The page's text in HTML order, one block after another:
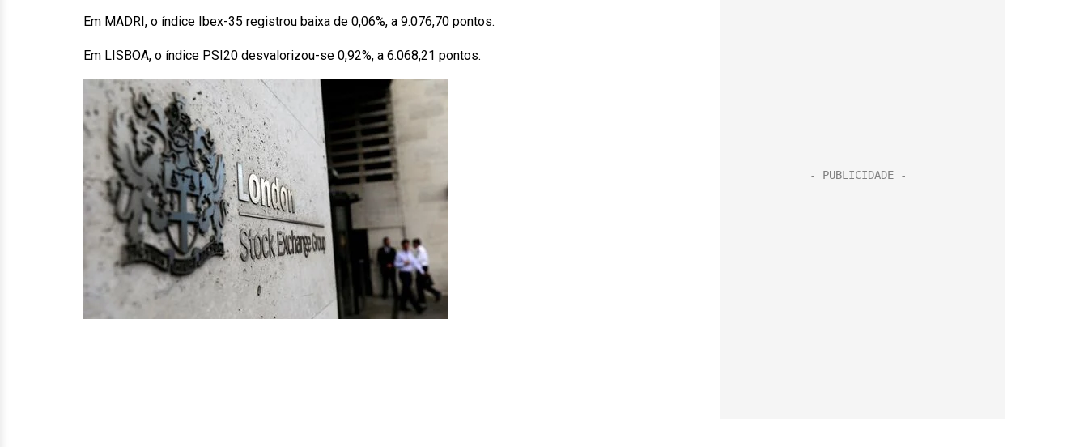
Em MADRI, o índice Ibex-35 registrou baixa de 0,06%, a 9.076,70 pontos.
Em LISBOA, o índice PSI20 desvalorizou-se 0,92%, a 6.068,21 pontos.